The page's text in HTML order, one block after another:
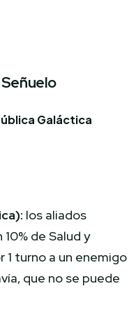
Galáctica
los aliados
de Salud y
1 turno a un enemigo
que no se puede